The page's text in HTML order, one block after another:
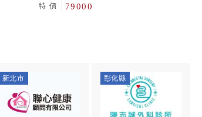
SSD
買賣,中區音響設備買賣
特價 79000
新北市 彰化縣